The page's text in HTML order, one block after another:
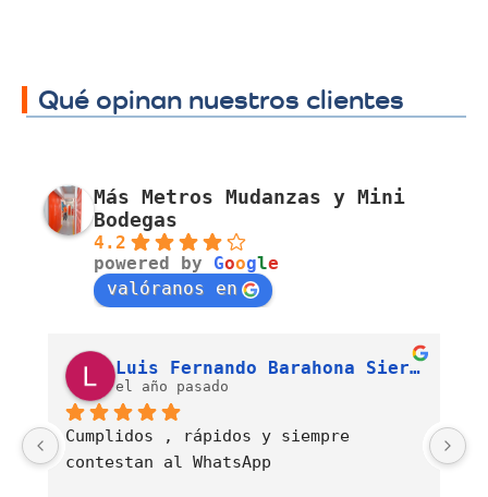
Qué opinan nuestros clientes
Más Metros Mudanzas y Mini
Bodegas
4.2
powered by Google
valóranos en
J. Alexandra Cortés H.
el año pasado
Es una empresa muy comprometida con
el servicio de mudanzas con calidad